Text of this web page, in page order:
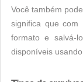
Você também
significa que
formato e salvá-
disponíveis usando